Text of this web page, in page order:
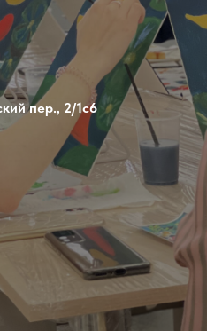
пер., 2/1с6